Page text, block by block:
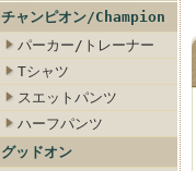
チャンピオン/Champion
パーカー/トレーナー
Tシャツ
スエットパンツ
ハーフパンツ
グッドオン